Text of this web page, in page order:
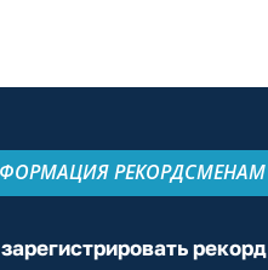
РЕКОРДСМЕНАМ
рекорд